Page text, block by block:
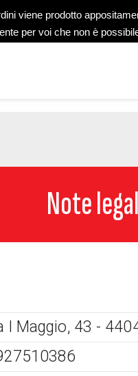
viene prodotto
per voi che non è
Note
I Maggio, 43 -